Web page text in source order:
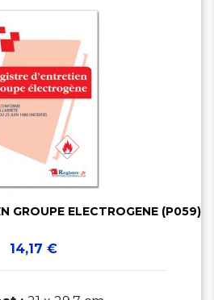
GROUPE ELECTROGENE (P059)
Prix
14,17 €